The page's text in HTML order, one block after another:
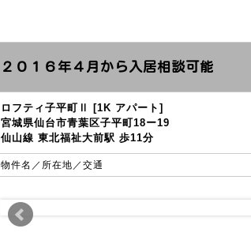
２０１６年４月から入居相談可能
ロフティ子平町Ⅱ [1K アパート]
宮城県仙台市青葉区子平町18ー19
仙山線 東北福祉大前駅 歩11分
物件名／所在地／交通